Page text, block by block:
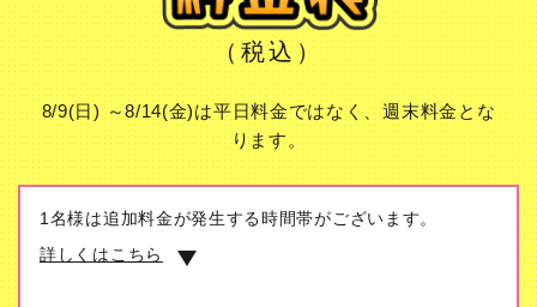
（税込）
8/9(日) ～8/14(金)は平日料金ではなく、週末料金とな
ります。
1名様は追加料金が発生する時間帯がございます。
詳しくはこちら